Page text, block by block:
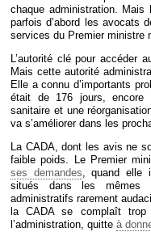
chaque administration.
parfois d’abord les avocats
services du Premier ministre
L’autorité clé pour accéder
Mais cette autorité
Elle a connu d’importants
était de 176 jours, encore
sanitaire et une
va s’améliorer dans les
La CADA, dont les avis ne
faible poids. Le Premier
ses demandes, quand elle
situés dans les mêmes
administratifs rarement
la CADA se complaît
l’administration, quitte à